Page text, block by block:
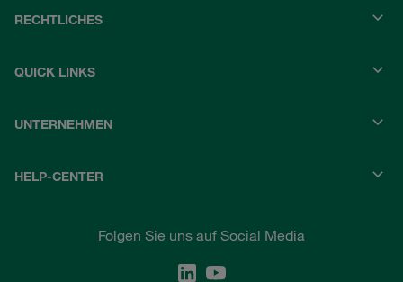
RECHTLICHES
QUICK LINKS
UNTERNEHMEN
HELP-CENTER
Folgen Sie uns auf Social Media